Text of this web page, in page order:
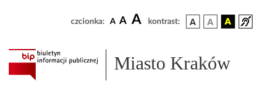
czcionka: A A A kontrast:
Miasto Kraków